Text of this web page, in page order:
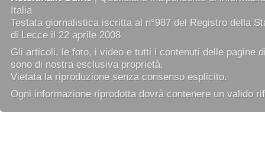
Italia
Testata giornalistica iscritta al n°987 del Registro della
di Lecce il 22 aprile 2008
Gli articoli, le foto, i video e tutti i contenuti delle pagine
sono di nostra esclusiva proprietà.
Vietata la riproduzione senza consenso esplicito.
Ogni informazione riprodotta dovrà contenere un valido